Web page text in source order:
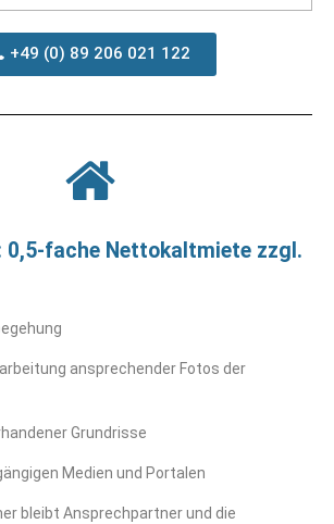
+49 (0) 89 206 021 122
0,5-fache Nettokaltmiete zzgl.
ansprechender Fotos der
Grundrisse
Medien und Portalen
bleibt Ansprechpartner und die